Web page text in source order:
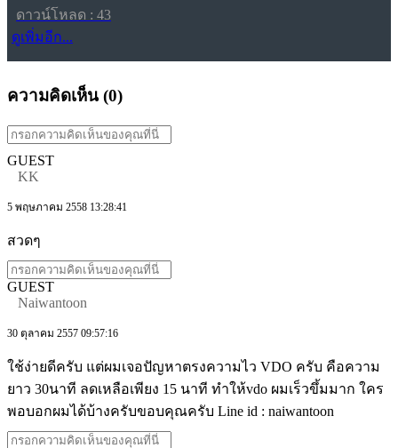
ดาวน์โหลด : 43
ดูเพิ่มอีก...
ความคิดเห็น (0)
GUEST
KK
5 พฤษภาคม 2558 13:28:41
สวดๆ
GUEST
Naiwantoon
30 ตุลาคม 2557 09:57:16
ใช้ง่ายดีครับ แต่ผมเจอปัญหาตรงความไว VDO ครับ คือความ
ยาว 30นาที ลดเหลือเพียง 15 นาที ทำให้vdo ผมเร็วขึ้มมาก ใคร
พอบอกผมได้บ้างครับขอบคุณครับ Line id : naiwantoon